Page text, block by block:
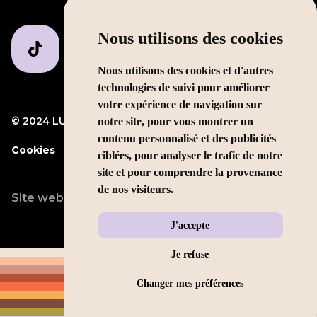
Nous utilisons des cookies
Nous utilisons des cookies et d'autres
technologies de suivi pour améliorer
votre expérience de navigation sur
notre site, pour vous montrer un
contenu personnalisé et des publicités
ciblées, pour analyser le trafic de notre
site et pour comprendre la provenance
de nos visiteurs.
J'accepte
Je refuse
Changer mes préférences
© 2024 LUMP Media Mentions légales
Cookies
Site web conçu par